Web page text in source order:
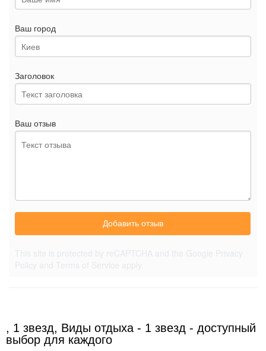
Ваш город
Заголовок
Ваш отзыв
Добавить отзыв
, 1 звезд, Виды отдыха - 1 звезд - доступный
выбор для каждого